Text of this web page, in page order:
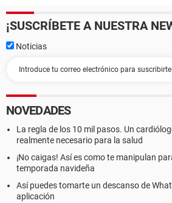
¡SUSCRÍBETE A NUESTRA
Noticias
NOVEDADES
La regla de los 10 mil pasos. Un
realmente necesario para la salud
¡No caigas! Así es como te manipulan
temporada navideña
Así puedes tomarte un descanso de
aplicación